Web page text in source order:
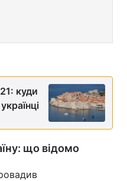
куди
що відомо